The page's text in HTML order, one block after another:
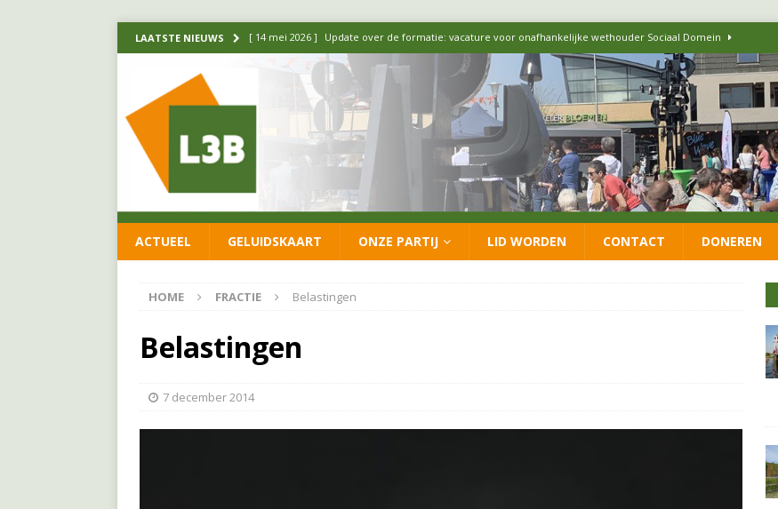
LAATSTE NIEUWS [ 14 mei 2026 ] Update over de formatie: vacature voor onafhankelijke wethouder Sociaal Domein
[ 1 april 2026 ] Ontwikkelingen flexwoningen Oekraïners én Lansingerlanders FRACTIE
[ 26 juni 2026 ] Leefbaar 3B en CDA presenteren coalitieakkoord: ‘Groeien met behoud van karakter’
Leefbaar 3B kritisch op LOO2: belangen eigen inwoners moeten goed geborgd blijven
[ 20 mei 2026 ] Leefbaar 3B ondersteunt oproep van lokale partijen uit heel Nederland: schaf het
ACTUEEL GELUIDSKAART ONZE PARTIJ LID WORDEN CONTACT DONEREN
HOME FRACTIE Belastingen
Belastingen
7 december 2014